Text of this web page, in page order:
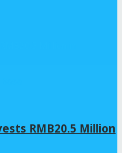
RMB20.5 Million